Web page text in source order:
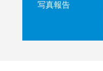
写真報告